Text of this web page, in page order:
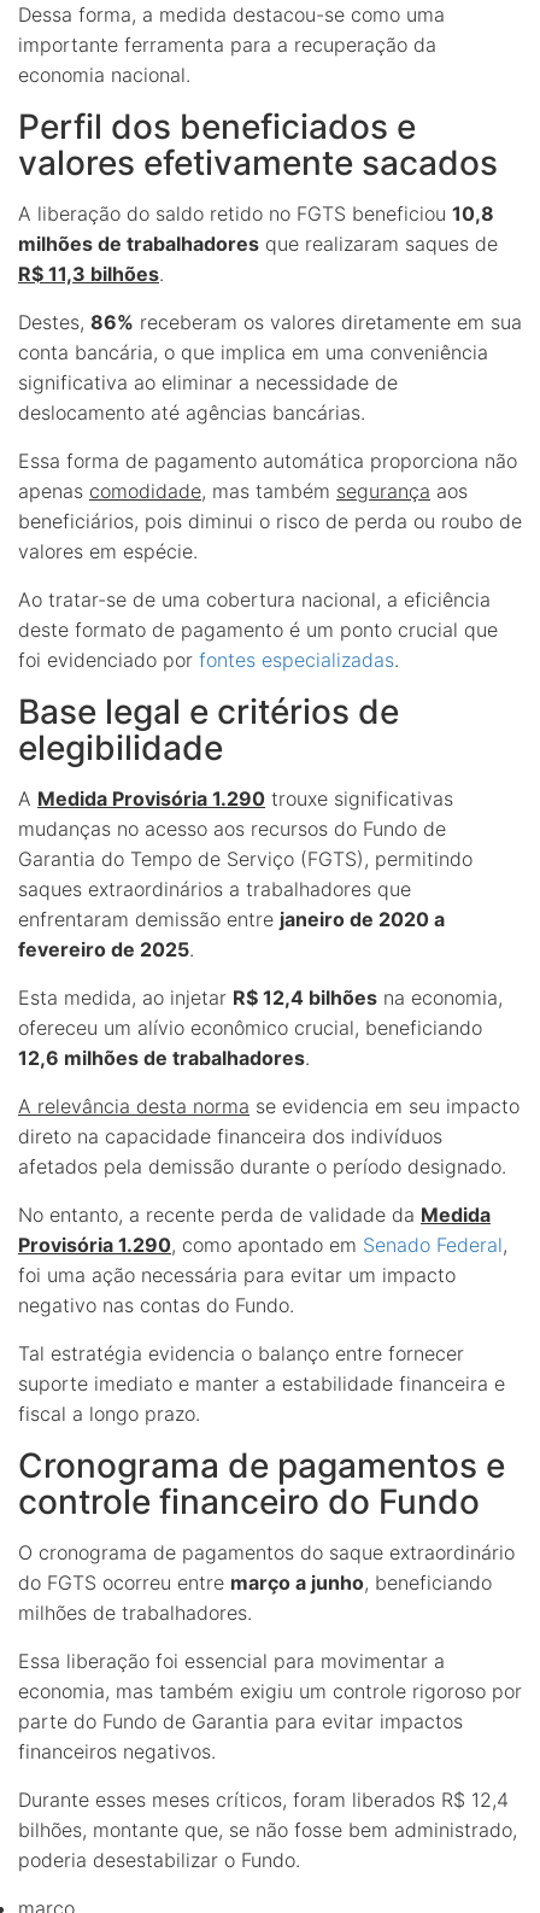
Dessa forma, a medida destacou-se como uma
importante ferramenta para a recuperação da
economia nacional.
Perfil dos beneficiados e
valores efetivamente sacados
A liberação do saldo retido no FGTS beneficiou 10,8
milhões de trabalhadores que realizaram saques de
R$ 11,3 bilhões.
Destes, 86% receberam os valores diretamente em sua
conta bancária, o que implica em uma conveniência
significativa ao eliminar a necessidade de
deslocamento até agências bancárias.
Essa forma de pagamento automática proporciona não
apenas comodidade, mas também segurança aos
beneficiários, pois diminui o risco de perda ou roubo de
valores em espécie.
Ao tratar-se de uma cobertura nacional, a eficiência
deste formato de pagamento é um ponto crucial que
foi evidenciado por fontes especializadas.
Base legal e critérios de
elegibilidade
A Medida Provisória 1.290 trouxe significativas
mudanças no acesso aos recursos do Fundo de
Garantia do Tempo de Serviço (FGTS), permitindo
saques extraordinários a trabalhadores que
enfrentaram demissão entre janeiro de 2020 a
fevereiro de 2025.
Esta medida, ao injetar R$ 12,4 bilhões na economia,
ofereceu um alívio econômico crucial, beneficiando
12,6 milhões de trabalhadores.
A relevância desta norma se evidencia em seu impacto
direto na capacidade financeira dos indivíduos
afetados pela demissão durante o período designado.
No entanto, a recente perda de validade da Medida
Provisória 1.290, como apontado em Senado Federal,
foi uma ação necessária para evitar um impacto
negativo nas contas do Fundo.
Tal estratégia evidencia o balanço entre fornecer
suporte imediato e manter a estabilidade financeira e
fiscal a longo prazo.
Cronograma de pagamentos e
controle financeiro do Fundo
O cronograma de pagamentos do saque extraordinário
do FGTS ocorreu entre março a junho, beneficiando
milhões de trabalhadores.
Essa liberação foi essencial para movimentar a
economia, mas também exigiu um controle rigoroso por
parte do Fundo de Garantia para evitar impactos
financeiros negativos.
Durante esses meses críticos, foram liberados R$ 12,4
bilhões, montante que, se não fosse bem administrado,
poderia desestabilizar o Fundo.
março